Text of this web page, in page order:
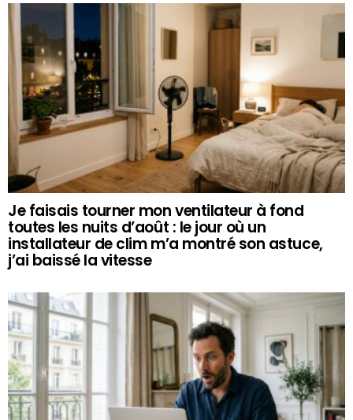
Je faisais tourner mon ventilateur à fond
toutes les nuits d’août : le jour où un
installateur de clim m’a montré son astuce,
j’ai baissé la vitesse